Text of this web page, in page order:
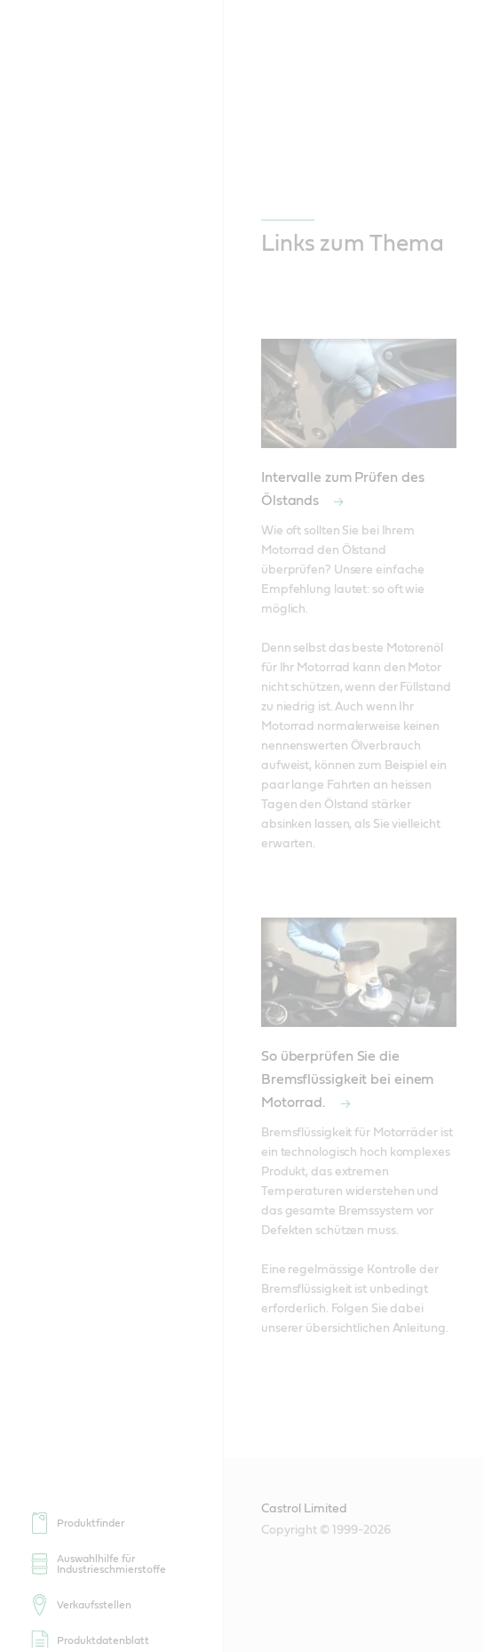
Produktfinder
Auswahlhilfe für
Industrieschmierstoffe
Verkaufsstellen
Produktdatenblatt
Links zum Thema
Intervalle zum Prüfen des
Ölstands
Wie oft sollten Sie bei Ihrem
Motorrad den Ölstand
überprüfen? Unsere einfache
Empfehlung lautet: so oft wie
möglich.
Denn selbst das beste Motorenöl
für Ihr Motorrad kann den Motor
nicht schützen, wenn der Füllstand
zu niedrig ist. Auch wenn Ihr
Motorrad normalerweise keinen
nennenswerten Ölverbrauch
aufweist, können zum Beispiel ein
paar lange Fahrten an heissen
Tagen den Ölstand stärker
absinken lassen, als Sie vielleicht
erwarten.
So überprüfen Sie die
Bremsflüssigkeit bei einem
Motorrad.
Bremsflüssigkeit für Motorräder ist
ein technologisch hoch komplexes
Produkt, das extremen
Temperaturen widerstehen und
das gesamte Bremssystem vor
Defekten schützen muss.
Eine regelmässige Kontrolle der
Bremsflüssigkeit ist unbedingt
erforderlich. Folgen Sie dabei
unserer übersichtlichen Anleitung.
Castrol Limited
Copyright © 1999-2026